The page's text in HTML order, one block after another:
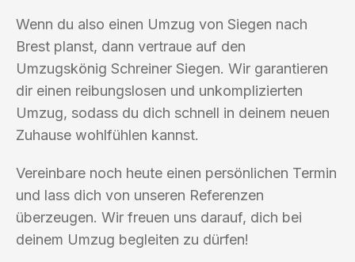
Wenn du also einen Umzug von Siegen nach
Brest planst, dann vertraue auf den
Umzugskönig Schreiner Siegen. Wir garantieren
dir einen reibungslosen und unkomplizierten
Umzug, sodass du dich schnell in deinem neuen
Zuhause wohlfühlen kannst.
Vereinbare noch heute einen persönlichen Termin
und lass dich von unseren Referenzen
überzeugen. Wir freuen uns darauf, dich bei
deinem Umzug begleiten zu dürfen!